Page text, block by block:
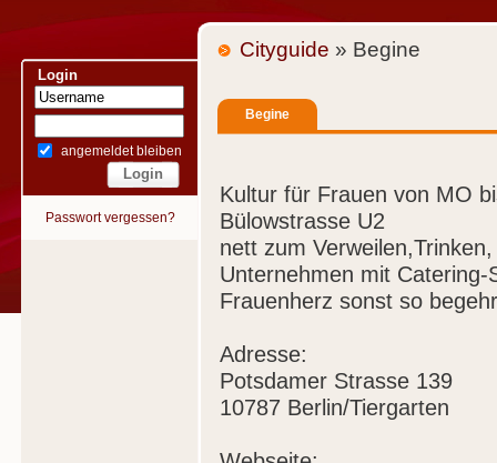
Login
angemeldet bleiben
Passwort vergessen?
Cityguide » Begine
Begine
Kultur für Frauen von MO
Bülowstrasse U2
nett zum
Unternehmen mit
Frauenherz sonst so
Adresse:
Potsdamer Strasse 139
10787 Berlin/Tiergarten